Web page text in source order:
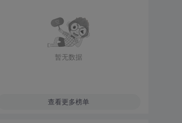
暂无数据
查看更多榜单